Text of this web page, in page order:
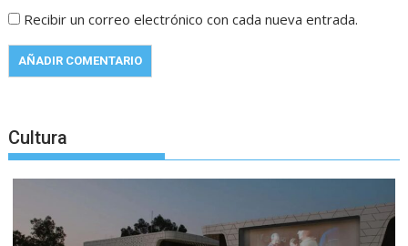
Recibir un correo electrónico con cada nueva entrada.
Cultura